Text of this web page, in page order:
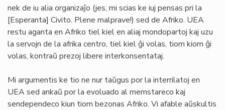
nek de iu alia organizaĵo (jes, mi scias ke iuj pensas pri la
[Esperanta] Civito. Plene malprave!) sed de Afriko. UEA
restu aganta en Afriko tiel kiel en aliaj mondopartoj kaj uzu
la servojn de la afrika centro, tiel kiel ĝi volas, tiom kiom ĝi
volas, kontraŭ prezoj libere interkonsentataj.
Mi argumentis ke tio ne nur taŭgus por la interrilatoj en
UEA sed ankaŭ por la evoluado al memstareco kaj
sendependeco kiun tiom bezonas Afriko. Vi afable aŭskultis